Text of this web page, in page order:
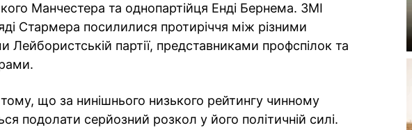
Манчестера та однопартійця Енді Бернема. ЗМІ
Стармера посилилися протиріччя між різними
партії, представниками профспілок та
що за нинішнього низького рейтингу чинному
подолати серйозний розкол у його політичній силі.